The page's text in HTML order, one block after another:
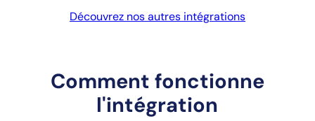
Découvrez nos autres intégrations
Comment fonctionne
l'intégration